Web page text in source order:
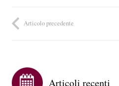
Articolo precedente
Articoli recenti